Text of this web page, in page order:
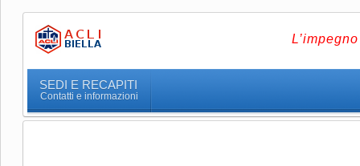
SEDI E RECAPITI
Contatti e informazioni